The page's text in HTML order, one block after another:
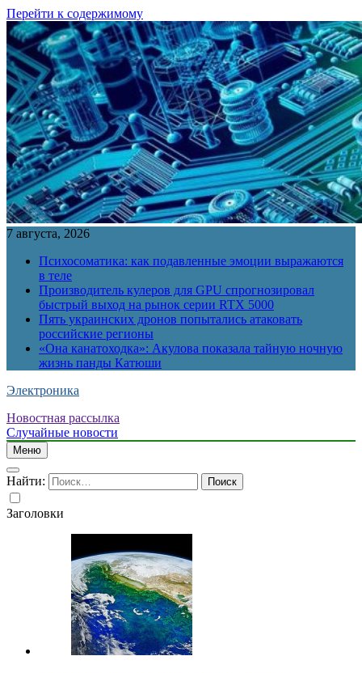
Перейти к содержимому
7 августа, 2026
Психосоматика: как подавленные эмоции выражаются
в теле
Производитель кулеров для GPU спрогнозировал
быстрый выход на рынок серии RTX 5000
Пять украинских дронов попытались атаковать
российские регионы
«Она канатоходка»: Акулова показала тайную ночную
жизнь панды Катюши
Электроника
Новостная рассылка
Случайные новости
Меню
Найти:
Заголовки